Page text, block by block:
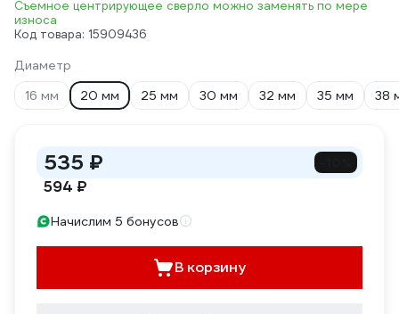
Съемное центрирующее сверло можно заменять по мере
износа
Код товара: 15909436
Диаметр
16 мм
20 мм 25 мм 30 мм 32 мм 35 мм 38
535 ₽
594 ₽
Начислим 5 бонусов
В корзину